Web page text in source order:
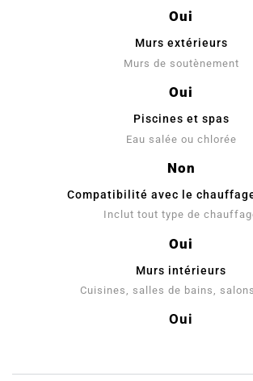
Oui
Murs extérieurs
Murs de soutènement
Oui
Piscines et spas
Eau salée ou chlorée
Non
Compatibilité avec le
Inclut tout type de
Oui
Murs intérieurs
Cuisines, salles de bains,
Oui